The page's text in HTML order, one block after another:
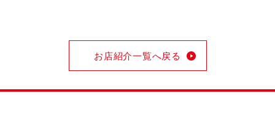
お店紹介一覧へ戻る